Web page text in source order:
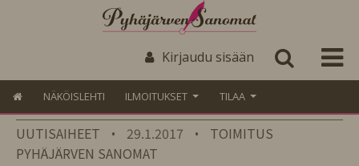
Kirjaudu sisään
NÄKÖISLEHTI ILMOITUKSET TILAA
UUTISAIHEET • 29.1.2017 •
TOIMITUS
PYHÄJÄRVEN SANOMAT